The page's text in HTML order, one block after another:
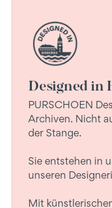
Designed in
PURSCHOEN
Archiven. Nicht
der Stange.
Sie entstehen in
unseren
Mit